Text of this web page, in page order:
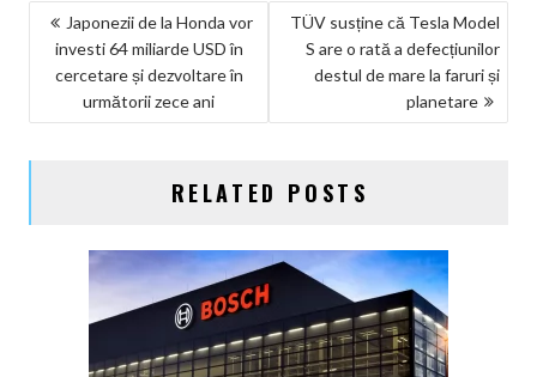
NAVIGARE
ÎN
ARTICOLE
Japonezii de la Honda vor
investi 64 miliarde USD în
cercetare și dezvoltare în
următorii zece ani
TÜV susține că Tesla Model
S are o rată a defecțiunilor
destul de mare la faruri și
planetare
RELATED POSTS